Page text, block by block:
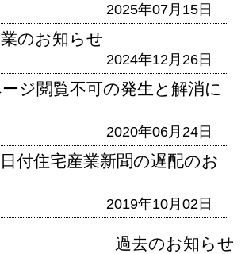
2025年07月15日
のお知らせ
2024年12月26日
ジ閲覧不可の発生と解消に
2020年06月24日
付住宅産業新聞の遅配のお
2019年10月02日
過去のお知らせ